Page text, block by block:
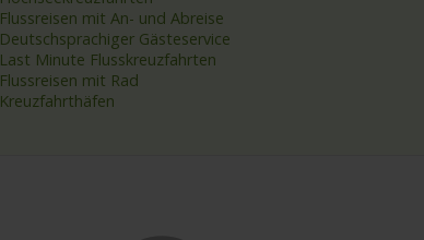
Flussreisen mit An- und Abreise
Deutschsprachiger Gästeservice
Last Minute Flusskreuzfahrten
Flussreisen mit Rad
Kreuzfahrthäfen